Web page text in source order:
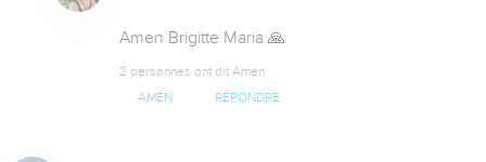
Amen Brigitte Maria 🙏
2 personnes ont dit Amen
AMEN RÉPONDRE